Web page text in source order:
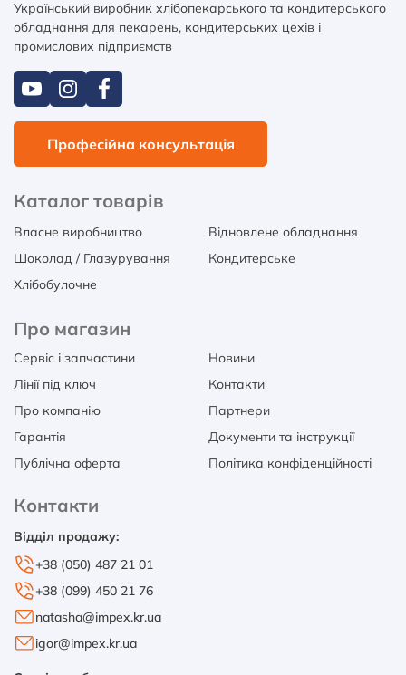
Український виробник хлібопекарського та кондитерського
обладнання для пекарень, кондитерських цехів і
промислових підприємств
Професійна консультація
Каталог товарів
Власне виробництво
Відновлене обладнання
Шоколад / Глазурування
Кондитерське
Хлібобулочне
Про магазин
Сервіс і запчастини
Новини
Лінії під ключ
Контакти
Про компанію
Партнери
Гарантія
Документи та інструкції
Публічна оферта
Політика конфіденційності
Контакти
Відділ продажу:
+38 (050) 487 21 01
+38 (099) 450 21 76
natasha@impex.kr.ua
igor@impex.kr.ua